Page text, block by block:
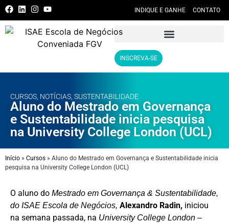
INDIQUE E GANHE CONTATO
INSCREVA-SE
CURSOS NOTÍCIAS SUSTENTABILIDADE
Aluno do Mestrado em Governança
e Sustentabilidade inicia pesquisa
na University College London (UCL)
Início » Cursos » Aluno do Mestrado em Governança e Sustentabilidade inicia
pesquisa na University College London (UCL)
O aluno do Mestrado em Governança & Sustentabilidade,
do ISAE Escola de Negócios, Alexandro Radin, iniciou
na semana passada, na University College London –